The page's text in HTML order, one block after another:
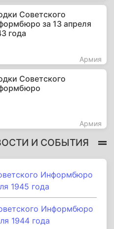
Советского
за 13 апреля
года
Армия
Советского
Армия
И СОБЫТИЯ
Информбюро
1945 года
Информбюро
1944 года